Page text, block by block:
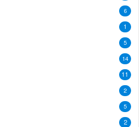
6
1
5
14
11
2
5
2